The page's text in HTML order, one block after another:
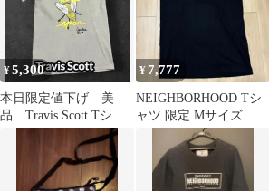
¥5,300
本日限定値下げ 美
品 Travis Scott Tシャ
¥7,777
NEIGHBORHOOD Tシ
ャツ 限定 Mサイズ ネ
イバーフッド